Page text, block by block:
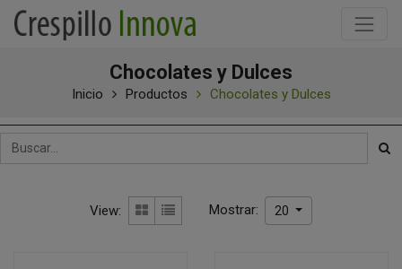
Chocolates y Dulces
Inicio Productos Chocolates y Dulces
View: Mostrar: 20